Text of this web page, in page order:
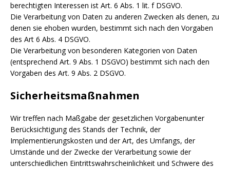
berechtigten Interessen ist Art. 6 Abs. 1 lit. f DSGVO.
Die Verarbeitung von Daten zu anderen Zwecken als denen, zu
denen sie ehoben wurden, bestimmt sich nach den Vorgaben
des Art 6 Abs. 4 DSGVO.
Die Verarbeitung von besonderen Kategorien von Daten
(entsprechend Art. 9 Abs. 1 DSGVO) bestimmt sich nach den
Vorgaben des Art. 9 Abs. 2 DSGVO.
Sicherheitsmaßnahmen
Wir treffen nach Maßgabe der gesetzlichen Vorgabenunter
Berücksichtigung des Stands der Technik, der
Implementierungskosten und der Art, des Umfangs, der
Umstände und der Zwecke der Verarbeitung sowie der
unterschiedlichen Eintrittswahrscheinlichkeit und Schwere des